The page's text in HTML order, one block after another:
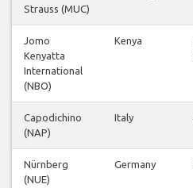
Strauss (MUC)
Jomo
Kenyatta
International
(NBO)
Kenya
Capodichino
(NAP)
Italy
Nürnberg
(NUE)
Germany